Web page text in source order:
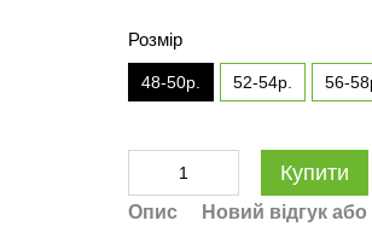
Розмір
48-50р. 52-54р. 56-
Купити
Опис Новий відгук